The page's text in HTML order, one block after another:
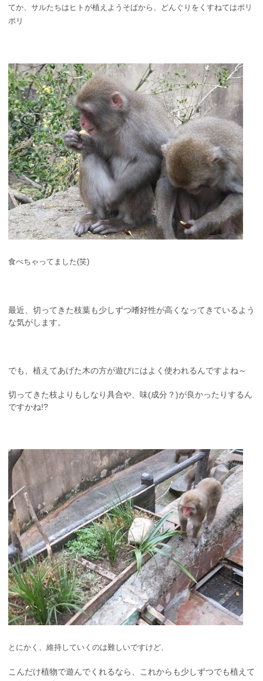
てか、サルたちはヒトが植えようそばから、どんぐりをくすねてはポリ
ポリ
食べちゃってました(笑)
最近、切ってきた枝葉も少しずつ嗜好性が高くなってきているよう
な気がします。
でも、植えてあげた木の方が遊びにはよく使われるんですよね～
切ってきた枝よりもしなり具合や、味(成分？)が良かったりするん
ですかね!?
とにかく、維持していくのは難しいですけど、
こんだけ植物で遊んでくれるなら、これからも少しずつでも植えて